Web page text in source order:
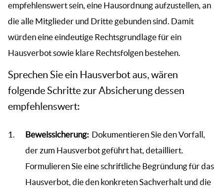
empfehlenswert sein, eine Hausordnung aufzustellen, an
die alle Mitglieder und Dritte gebunden sind. Damit
würden eine eindeutige Rechtsgrundlage für ein
Hausverbot sowie klare Rechtsfolgen bestehen.
Sprechen Sie ein Hausverbot aus, wären
folgende Schritte zur Absicherung dessen
empfehlenswert:
Beweissicherung: Dokumentieren Sie den Vorfall,
der zum Hausverbot geführt hat, detailliert.
Formulieren Sie eine schriftliche Begründung für das
Hausverbot, die den konkreten Sachverhalt und die